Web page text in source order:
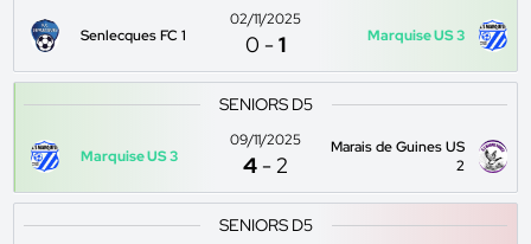
Senlecques FC 1
02/11/2025
0 -1 Marquise US 3
SENIORS D5
Marquise US 3
09/11/2025
4 -2
Marais de Guines US
2
SENIORS D5